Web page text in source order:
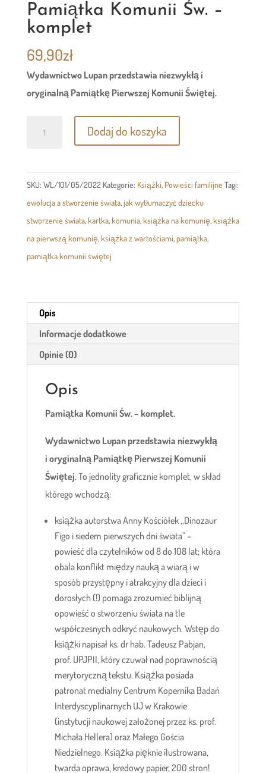
Pamiątka Komunii Św. –
komplet
69,90zł
Wydawnictwo Lupan przedstawia niezwykłą i
oryginalną Pamiątkę Pierwszej Komunii Świętej.
Dodaj do koszyka
SKU: WL/101/05/2022 Kategorie: Książki, Powieści familijne Tagi:
ewolucja a stworzenie świata,jak wytłumaczyć dziecku
stworzenie świata,kartka,komunia,książka na komunię,książka
na pierwszą komunię,książka z wartościami,pamiątka,
pamiątka komunii świętej
Opis
Informacje dodatkowe
Opinie (0)
Opis
Pamiątka Komunii Św. – komplet.
Wydawnictwo Lupan przedstawia niezwykłą
i oryginalną Pamiątkę Pierwszej Komunii
Świętej.To jednolity graficznie komplet, w skład
którego wchodzą:
książka autorstwa Anny Kościółek ,,Dinozaur
Figo i siedem pierwszych dni świata” –
powieść dla czytelników od 8 do 108 lat; która
obala konflikt między nauką a wiarą i w
sposób przystępny i atrakcyjny dla dzieci i
dorosłych (!) pomaga zrozumieć biblijną
opowieść o stworzeniu świata na tle
współczesnych odkryć naukowych. Wstęp do
książki napisał ks. dr hab. Tadeusz Pabjan,
prof. UPJPII, który czuwał nad poprawnością
merytoryczną tekstu. Książka posiada
patronat medialny Centrum Kopernika Badań
Interdyscyplinarnych UJ w Krakowie
(instytucji naukowej założonej przez ks. prof.
Michała Hellera) oraz Małego Gościa
Niedzielnego. Książka pięknie ilustrowana,
twarda oprawa, kredowy papier, 200 stron!